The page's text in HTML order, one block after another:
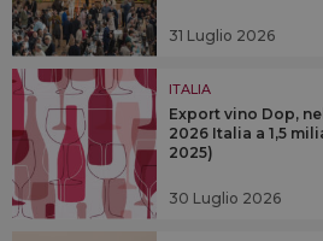
31 Luglio 2026
ITALIA
Export vino Dop,
2026 Italia a 1,5
2025)
30 Luglio 2026